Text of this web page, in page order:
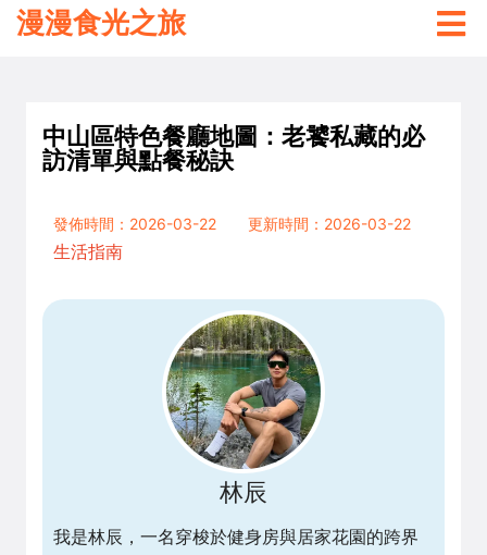
漫漫食光之旅
中山區特色餐廳地圖：老饕私藏的必
訪清單與點餐秘訣
發佈時間：2026-03-22
更新時間：2026-03-22
生活指南
林辰
我是林辰，一名穿梭於健身房與居家花園的跨界